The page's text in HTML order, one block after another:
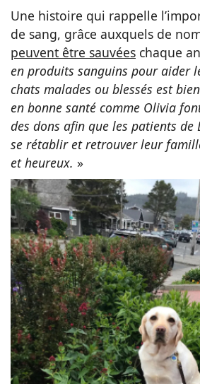
Une histoire qui rappelle
de sang, grâce auxquels de
peuvent être sauvées chaque
en produits sanguins pour aider
chats malades ou blessés est
en bonne santé comme Olivia
des dons afin que les patients de
se rétablir et retrouver leur
et heureux. »